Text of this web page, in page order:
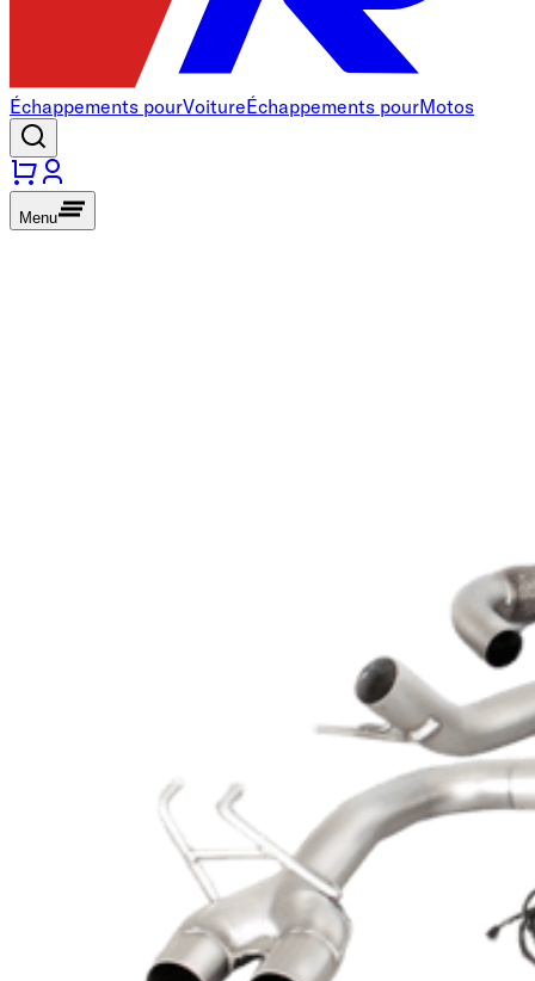
Échappements pourVoitureÉchappements pourMotos
Menu